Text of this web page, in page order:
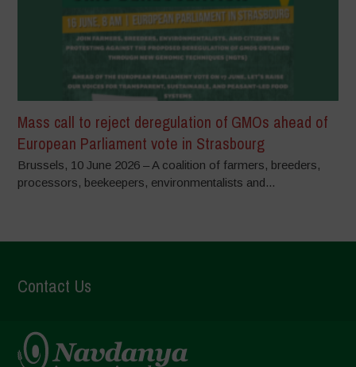
Mass call to reject deregulation of GMOs ahead of
European Parliament vote in Strasbourg
Brussels, 10 June 2026 – A coalition of farmers, breeders,
processors, beekeepers, environmentalists and...
Contact Us